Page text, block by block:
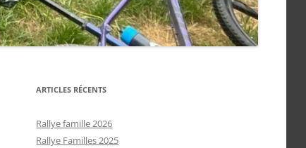
ARTICLES RÉCENTS
Rallye famille 2026
Rallye Familles 2025